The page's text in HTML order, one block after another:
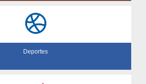
Deportes